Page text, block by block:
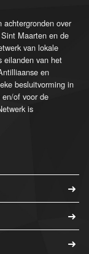
over
Maarten en de
van lokale
eilanden van het
en
besluitvorming in
of voor de
is